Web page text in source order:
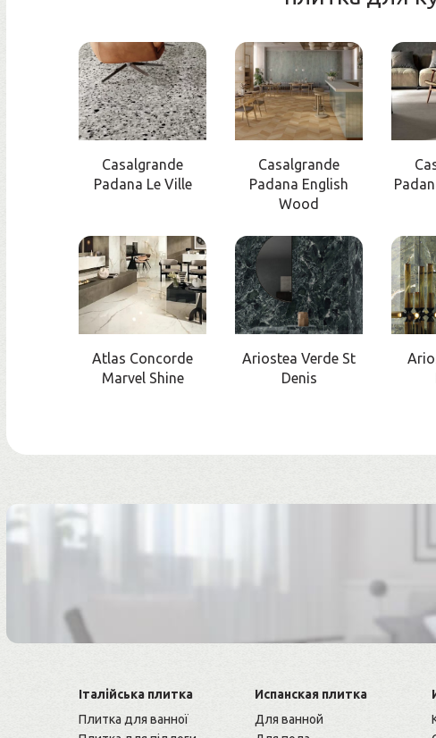
Casalgrande
Padana Le Ville
Casalgrande
Padana English
Wood
Atlas Concorde
Marvel Shine
Ariostea Verde St
Denis
Італійська плитка
Плитка для ванної
Испанская плитка
Для ванной